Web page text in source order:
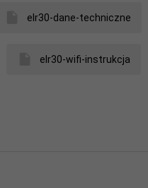
elr30-dane-techniczne
elr30-wifi-instrukcja